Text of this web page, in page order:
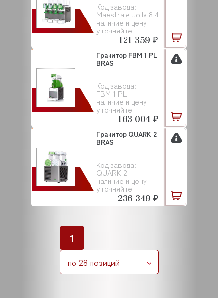
Код завода:
Maestrale Jolly 8.4
наличие и цену
уточняйте
121 359 ₽
Код завода:
FBM 1 PL
наличие и цену
уточняйте
Гранитор FBM 1 PL
BRAS
163 004 ₽
Код завода:
QUARK 2
наличие и цену
уточняйте
Гранитор QUARK 2
BRAS
236 349 ₽
1
по 28 позиций